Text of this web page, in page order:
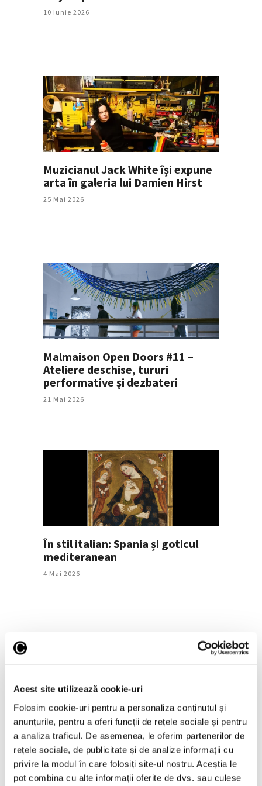
Acest site utilizează cookie-uri
Folosim cookie-uri pentru a personaliza conținutul și
anunțurile, pentru a oferi funcții de rețele sociale și pentru
a analiza traficul. De asemenea, le oferim partenerilor de
rețele sociale, de publicitate și de analize informații cu
privire la modul în care folosiți site-ul nostru. Aceștia le
pot combina cu alte informații oferite de dvs. sau culese
10 Iunie 2026
Muzicianul Jack White își expune
arta în galeria lui Damien Hirst
25 Mai 2026
Malmaison Open Doors #11 –
Ateliere deschise, tururi
performative și dezbateri
21 Mai 2026
În stil italian: Spania și goticul
mediteranean
4 Mai 2026
„Blue Eyes Don’t Lie” – Prima
expoziție a Galeriei Jecza și Olaru
din București
14 Aprilie 2026